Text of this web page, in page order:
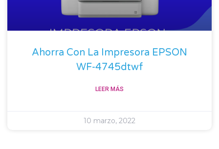
Ahorra Con La Impresora EPSON
WF-4745dtwf
LEER MÁS
10 marzo, 2022